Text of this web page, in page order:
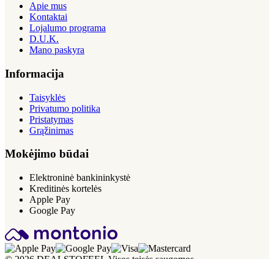
Apie mus
Kontaktai
Lojalumo programa
D.U.K.
Mano paskyra
Informacija
Taisyklės
Privatumo politika
Pristatymas
Grąžinimas
Mokėjimo būdai
Elektroninė bankininkystė
Kreditinės kortelės
Apple Pay
Google Pay